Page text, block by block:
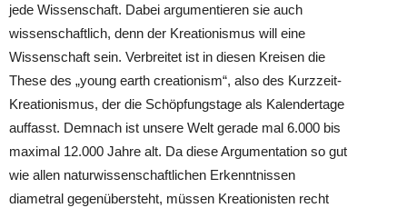
jede Wissenschaft. Dabei argumentieren sie auch
wissenschaftlich, denn der Kreationismus will eine
Wissenschaft sein. Verbreitet ist in diesen Kreisen die
These des „young earth creationism“, also des Kurzzeit-
Kreationismus, der die Schöpfungstage als Kalendertage
auffasst. Demnach ist unsere Welt gerade mal 6.000 bis
maximal 12.000 Jahre alt. Da diese Argumentation so gut
wie allen naturwissenschaftlichen Erkenntnissen
diametral gegenübersteht, müssen Kreationisten recht